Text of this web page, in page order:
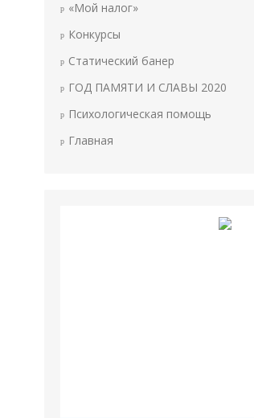
«Мой налог»
Конкурсы
Статический банер
ГОД ПАМЯТИ И СЛАВЫ 2020
Психологическая помощь
Главная